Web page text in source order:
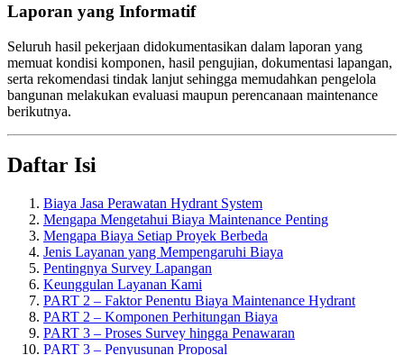
Laporan yang Informatif
Seluruh hasil pekerjaan didokumentasikan dalam laporan yang
memuat kondisi komponen, hasil pengujian, dokumentasi lapangan,
serta rekomendasi tindak lanjut sehingga memudahkan pengelola
bangunan melakukan evaluasi maupun perencanaan maintenance
berikutnya.
Daftar Isi
Biaya Jasa Perawatan Hydrant System
Mengapa Mengetahui Biaya Maintenance Penting
Mengapa Biaya Setiap Proyek Berbeda
Jenis Layanan yang Mempengaruhi Biaya
Pentingnya Survey Lapangan
Keunggulan Layanan Kami
PART 2 – Faktor Penentu Biaya Maintenance Hydrant
PART 2 – Komponen Perhitungan Biaya
PART 3 – Proses Survey hingga Penawaran
PART 3 – Penyusunan Proposal